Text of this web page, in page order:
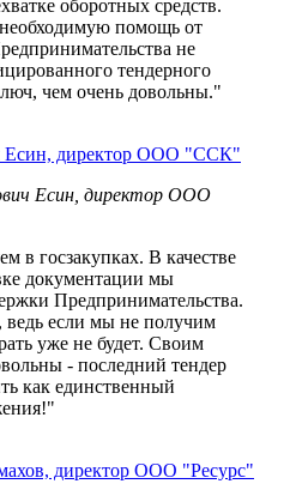
оборотных средств.
помощь от
не
тендерного
чем очень довольны."
Есин, директор ООО
в госзакупках. В качестве
документации мы
Предпринимательства.
ведь если мы не получим
уже не будет. Своим
- последний тендер
как единственный